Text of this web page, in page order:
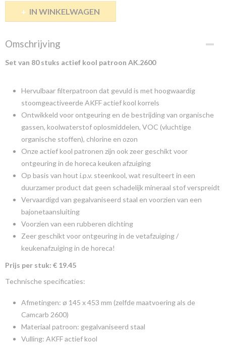
IN WINKELWAGEN
Omschrijving
Set van 80 stuks actief kool patroon AK.2600
Hervulbaar filterpatroon dat gevuld is met hoogwaardig
stoomgeactiveerde AKFF actief kool korrels
Ontwikkeld voor ontgeuring en de bestrijding van organische
gassen, koolwaterstof oplosmiddelen, VOC (vluchtige
organische stoffen), chlorine en ozon
Onze actief kool patronen zijn ook zeer geschikt voor
ontgeuring in de horeca keuken afzuiging
Op basis van hout i.p.v. steenkool, wat resulteert in een
duurzamer product dat geen schadelijk mineraal stof verspreidt
Vervaardigd van gegalvaniseerd staal en voorzien van een
bajonetaansluiting
Voorzien van een rubberen dichting
Zeer geschikt voor ontgeuring in de vetafzuiging /
keukenafzuiging in de horeca!
Prijs per stuk: € 19.45
Technische specificaties:
Afmetingen: ø 145 x 453 mm (zelfde maatvoering als de
Camcarb 2600)
Materiaal patroon: gegalvaniseerd staal
Vulling: AKFF actief kool